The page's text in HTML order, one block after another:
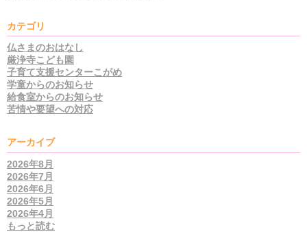
カテゴリ
仏さまのおはなし
厳浄寺こども園
子育て支援センターこがめ
学童からのお知らせ
給食室からのお知らせ
苦情や要望への対応
アーカイブ
2026年8月
2026年7月
2026年6月
2026年5月
2026年4月
もっと読む